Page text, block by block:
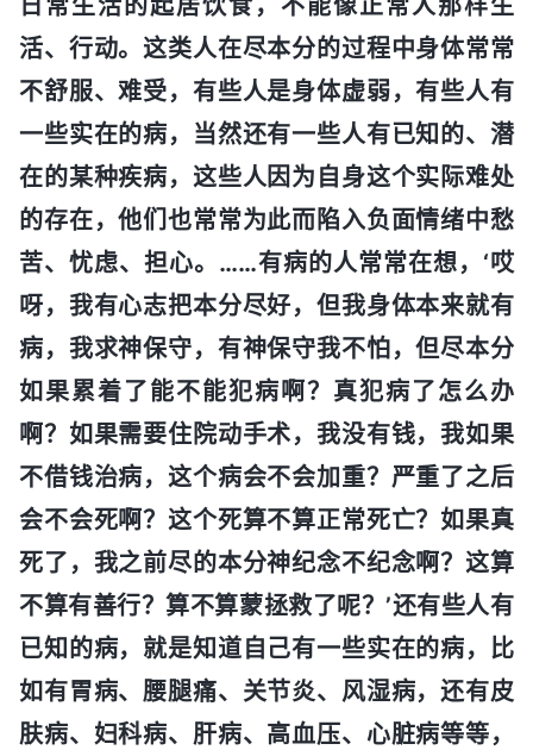
活、行动。这类人在尽本分的过程中身体常常
不舒服、难受，有些人是身体虚弱，有些人有
一些实在的病，当然还有一些人有已知的、潜
在的某种疾病，这些人因为自身这个实际难处
的存在，他们也常常为此而陷入负面情绪中愁
苦、忧虑、担心。……有病的人常常在想，‘哎
呀，我有心志把本分尽好，但我身体本来就有
病，我求神保守，有神保守我不怕，但尽本分
如果累着了能不能犯病啊？真犯病了怎么办
啊？如果需要住院动手术，我没有钱，我如果
不借钱治病，这个病会不会加重？严重了之后
会不会死啊？这个死算不算正常死亡？如果真
死了，我之前尽的本分神纪念不纪念啊？这算
不算有善行？算不算蒙拯救了呢？’还有些人有
已知的病，就是知道自己有一些实在的病，比
如有胃病、腰腿痛、关节炎、风湿病，还有皮
肤病、妇科病、肝病、高血压、心脏病等等，